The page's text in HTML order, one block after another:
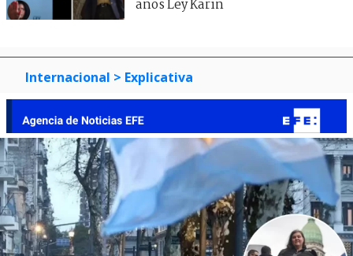
años Ley Karin
Internacional > Explicativa